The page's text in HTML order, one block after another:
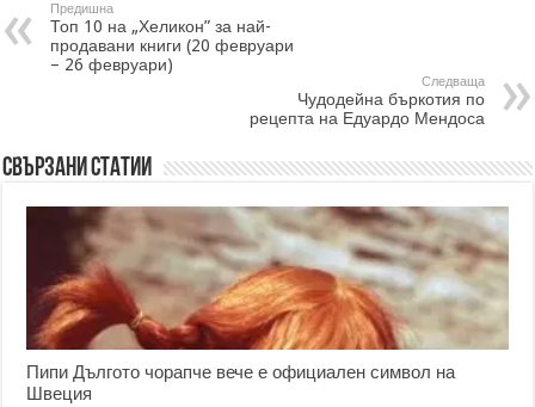
Предишна
Топ 10 на „Хеликон” за най-
продавани книги (20 февруари
– 26 февруари)
Следваща
Чудодейна бъркотия по
рецепта на Едуардо Мендоса
Свързани статии
Пипи Дългото чорапче вече е официален символ на
Швеция